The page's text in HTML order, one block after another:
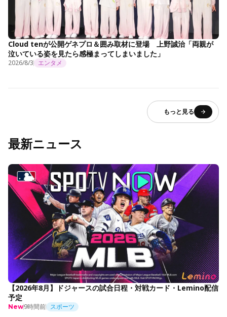
Cloud tenが公開ゲネプロ＆囲み取材に登場 上野誠治「両親が
泣いている姿を見たら感極まってしまいました」
2026/8/3 エンタメ
もっと見る
最新ニュース
【2026年8月】ドジャースの試合日程・対戦カード・Lemino配信
予定
New9時間前 スポーツ